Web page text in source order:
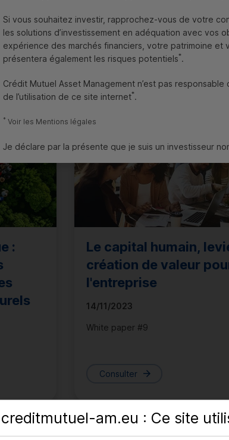
de la Finance Responsable Billets
:
Le capital humain,
création de valeur
l'entreprise
14/11/2023
White paper #9
Consulter
Si vous souhaitez investir, rapprochez-vous de votre
les solutions d’investissement en adéquation avec vos
expérience des marchés financiers, votre patrimoine et
présentera également les risques potentiels*.
Crédit Mutuel Asset Management n’est pas
de l’utilisation de ce site internet*.
* Voir les Mentions légales
Je déclare par la présente que je suis un investisseur
j’accepte pleinement cet Avertissement ainsi que les
J'accepte
creditmutuel-am.eu : Ce site